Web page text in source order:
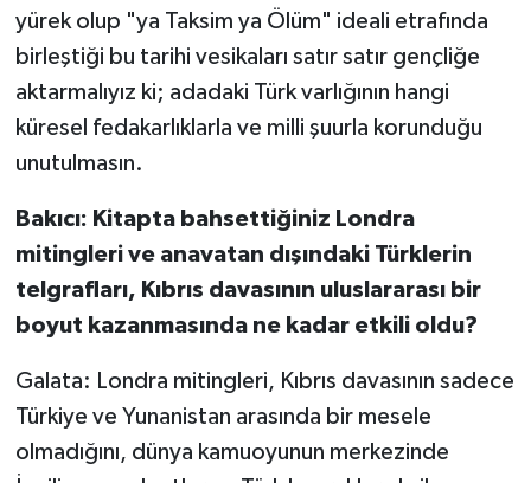
yürek olup "ya Taksim ya Ölüm" ideali etrafında
birleştiği bu tarihi vesikaları satır satır gençliğe
aktarmalıyız ki; adadaki Türk varlığının hangi
küresel fedakarlıklarla ve milli şuurla korunduğu
unutulmasın.
Bakıcı: Kitapta bahsettiğiniz Londra
mitingleri ve anavatan dışındaki Türklerin
telgrafları, Kıbrıs davasının uluslararası bir
boyut kazanmasında ne kadar etkili oldu?
Galata: Londra mitingleri, Kıbrıs davasının sadece
Türkiye ve Yunanistan arasında bir mesele
olmadığını, dünya kamuoyunun merkezinde